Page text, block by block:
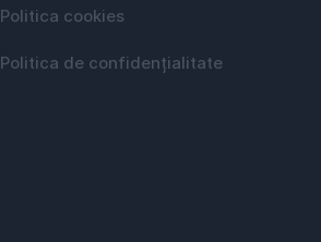
Politica cookies
Politica de confidențialitate